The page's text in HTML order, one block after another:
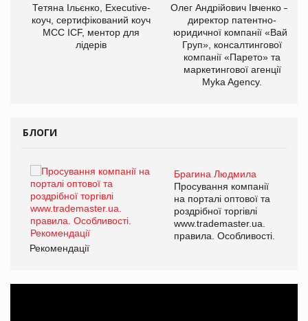
Тетяна Ільєнко, Executive-
коуч, сертифікований коуч
МСС ICF, ментор для
лідерів
Олег Андрійович Івченко —
директор патентно-
юридичної компанії «Вайз
Груп», консалтингової
компанії «Парето» та
маркетингової агенції
Myka Agency.
БЛОГИ
Брагина Людмила
Просування компанії
на порталі оптової та
роздрібної торгівлі
www.trademaster.ua.
правила. Особливості.
Рекомендації